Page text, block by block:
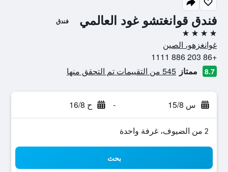
فندق قوانغتشو غود العالمي فندق
4 نجوم
غوانغزهو، الصين
+86 203 886 1111
8.7 ممتاز 545 من التقييمات تم التحقق منها
س 15/8 - ح 16/8
2 من الضيوف، غرفة واحدة
بحث